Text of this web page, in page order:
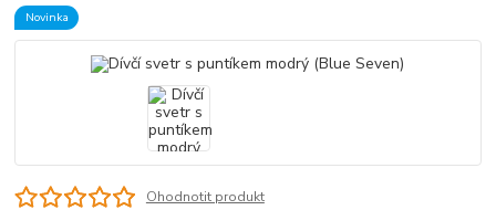
Novinka
Ohodnotit produkt